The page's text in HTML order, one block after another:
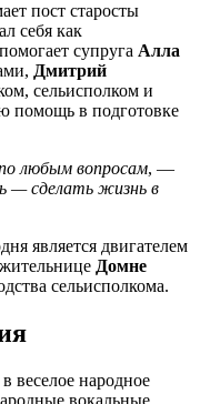
пост старосты
себя как
супруга Алла
Дмитрий
сельисполком и
помощь в подготовке
любым вопросам, —
— сделать жизнь в
является двигателем
Домне
сельисполкома.
веселое народное
вокальные